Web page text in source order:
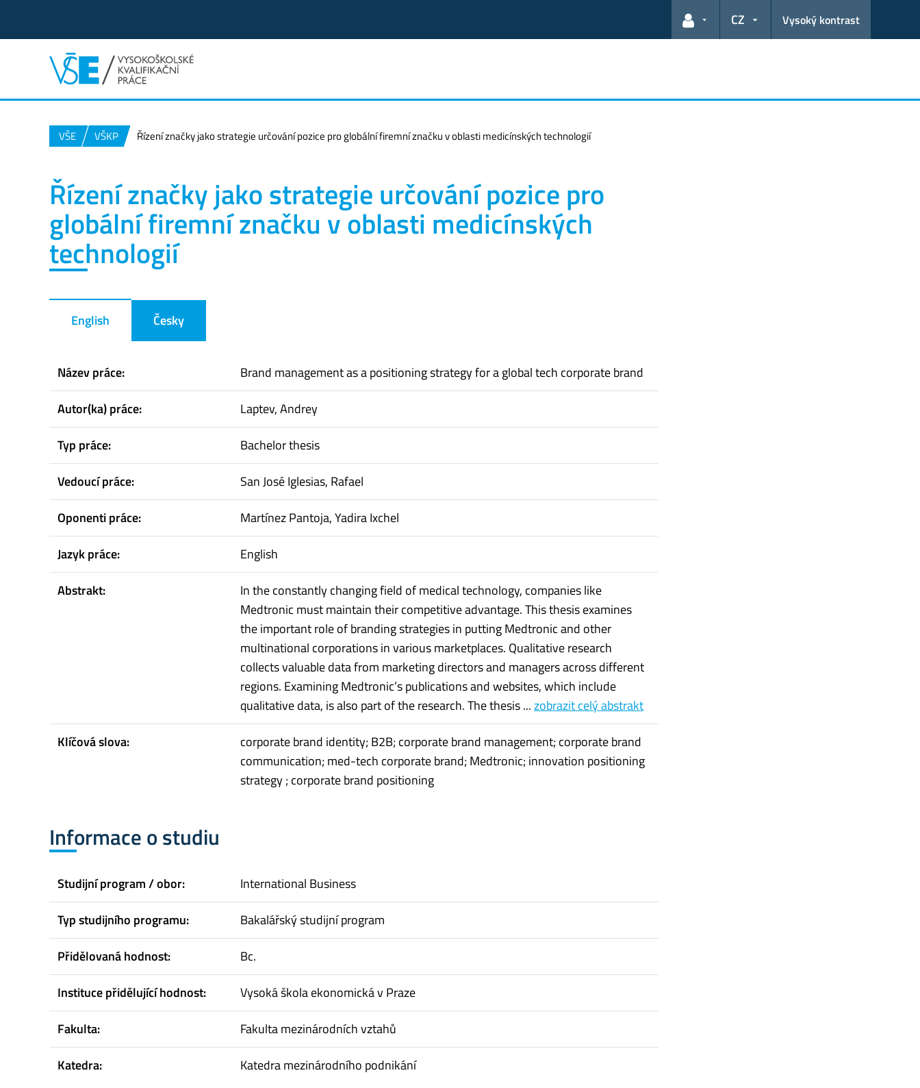
Odkazy pro uživatele
CZ Vysoký kontrast
VŠE VŠKP Řízení značky jako strategie určování pozice pro globální firemní značku v oblasti medicínských technologií
Řízení značky jako strategie určování pozice pro
globální firemní značku v oblasti medicínských
technologií
English Česky
Název práce:
Brand management as a positioning strategy for a global tech corporate brand
Autor(ka) práce:
Laptev, Andrey
Typ práce:
Bachelor thesis
Vedoucí práce:
San José Iglesias, Rafael
Oponenti práce:
Martínez Pantoja, Yadira Ixchel
Jazyk práce:
English
Abstrakt:
In the constantly changing field of medical technology, companies like
Medtronic must maintain their competitive advantage. This thesis examines
the important role of branding strategies in putting Medtronic and other
multinational corporations in various marketplaces. Qualitative research
collects valuable data from marketing directors and managers across different
regions. Examining Medtronic’s publications and websites, which include
qualitative data, is also part of the research. The thesis ...zobrazit celý abstrakt
Klíčová slova:
corporate brand identity; B2B; corporate brand management; corporate brand
communication; med-tech corporate brand; Medtronic; innovation positioning
strategy ; corporate brand positioning
Informace o studiu
Studijní program / obor:
International Business
Typ studijního programu:
Bakalářský studijní program
Přidělovaná hodnost:
Bc.
Instituce přidělující hodnost:
Vysoká škola ekonomická v Praze
Fakulta:
Fakulta mezinárodních vztahů
Katedra:
Katedra mezinárodního podnikání